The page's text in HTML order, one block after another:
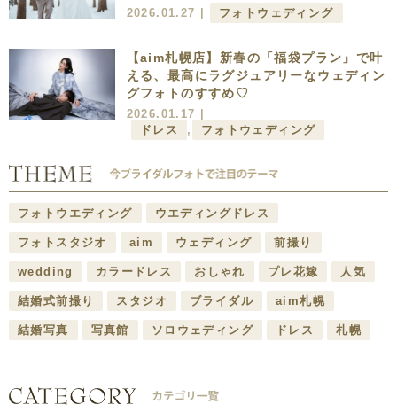
2026.01.27 | フォトウェディング
【aim札幌店】新春の「福袋プラン」で叶
える、最高にラグジュアリーなウェディン
グフォトのすすめ♡
2026.01.17 |
ドレス
, フォトウェディング
フォトウエディング ウエディングドレス
フォトスタジオ aim ウェディング 前撮り
wedding カラードレス おしゃれ プレ花嫁 人気
結婚式前撮り スタジオ ブライダル aim札幌
結婚写真 写真館 ソロウェディング ドレス 札幌